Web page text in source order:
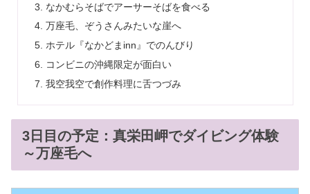
なかむらそばでアーサーそばを食べる
万座毛、ぞうさんみたいな崖へ
ホテル『なかどまinn』でのんびり
コンビニの沖縄限定が面白い
我空我空で創作料理に舌つづみ
3日目の予定：真栄田岬でダイビング体験
～万座毛へ